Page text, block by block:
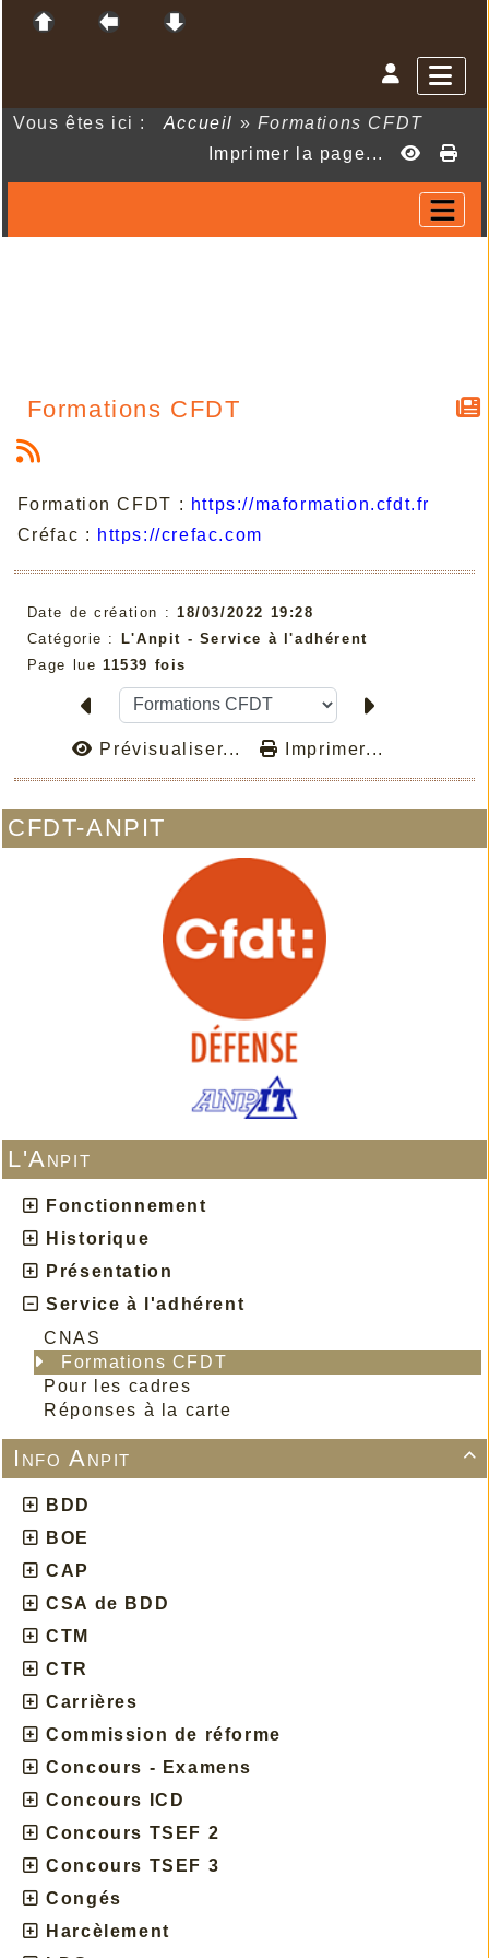
Vous êtes ici : Accueil » Formations CFDT
Imprimer la page...
CFDT-ANPIT
L'Anpit
Fonctionnement
Historique
Présentation
Service à l'adhérent
CNAS
Formations CFDT
Pour les cadres
Réponses à la carte

Info Anpit
BDD
BOE
CAP
CSA de BDD
CTM
CTR
Carrières
Commission de réforme
Concours - Examens
Concours ICD
Concours TSEF 2
Concours TSEF 3
Congés
Harcèlement
Formations CFDT
Formation CFDT : https://maformation.cfdt.fr
Créfac : https://crefac.com
Date de création : 18/03/2022 19:28
Catégorie : L'Anpit - Service à l'adhérent
Page lue 11539 fois
Prévisualiser... Imprimer...